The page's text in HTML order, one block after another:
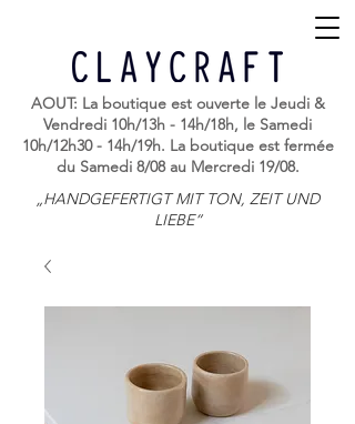
„HANDGEFERTIGT MIT TON, ZEIT UND
LIEBE“
AOUT: La boutique est ouverte le Jeudi &
Vendredi 10h/13h - 14h/18h, le Samedi
10h/12h30 - 14h/19h. La boutique est fermée
du Samedi 8/08 au Mercredi 19/08.